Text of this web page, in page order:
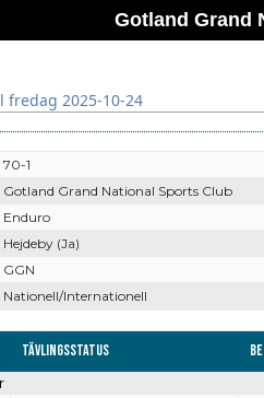
Gotland Grand
fredag 2025-10-24
70-1
Gotland Grand National Sports Club
Enduro
Hejdeby (Ja)
GGN
Nationell/Internationell
Tävlingsstatus